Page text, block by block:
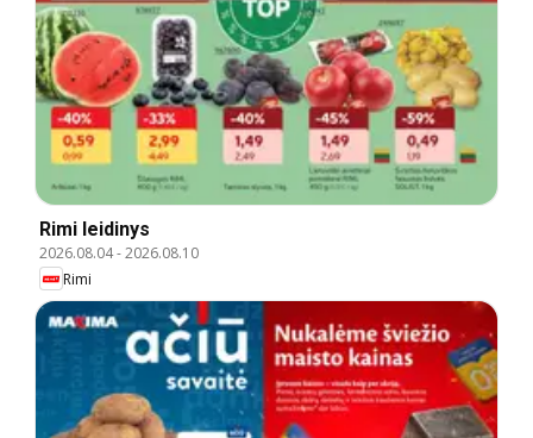
Rimi leidinys
2026.08.04-2026.08.10
Rimi